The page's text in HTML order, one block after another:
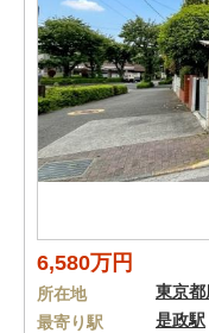
6,580万円
所在地 東京都
最寄り駅
是政駅